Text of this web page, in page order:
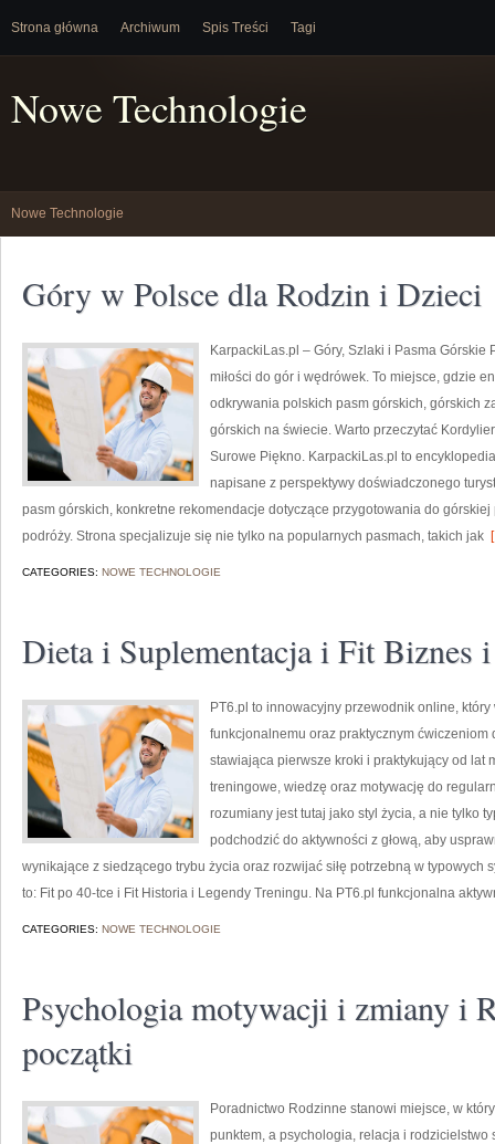
Strona główna Archiwum Spis Treści Tagi
Nowe Technologie
Nowe Technologie
Góry w Polsce dla Rodzin i Dzieci
KarpackiLas.pl – Góry, Szlaki i Pasma Górskie
miłości do gór i wędrówek. To miejsce, gdzie
odkrywania polskich pasm górskich, górskich
górskich na świecie. Warto przeczytać
Surowe Piękno. KarpackiLas.pl to
napisane z perspektywy doświadczonego
pasm górskich, konkretne rekomendacje dotyczące przygotowania do górskiej
podróży. Strona specjalizuje się nie tylko na popularnych pasmach, takich jak
CATEGORIES: NOWE TECHNOLOGIE
Dieta i Suplementacja i Fit Biznes
PT6.pl to innowacyjny przewodnik online,
funkcjonalnemu oraz praktycznym ćwiczeniom
stawiająca pierwsze kroki i praktykujący od lat
treningowe, wiedzę oraz motywację do
rozumiany jest tutaj jako styl życia, a nie tylko
podchodzić do aktywności z głową, aby
wynikające z siedzącego trybu życia oraz rozwijać siłę potrzebną w typowych
to: Fit po 40-tce i Fit Historia i Legendy Treningu. Na PT6.pl funkcjonalna
CATEGORIES: NOWE TECHNOLOGIE
Psychologia motywacji i zmiany i
początki
Poradnictwo Rodzinne stanowi miejsce, w
punktem, a psychologia, relacja i